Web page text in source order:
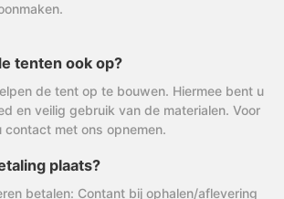
tenten ook op?
de tent op te bouwen. Hiermee bent u
en veilig gebruik van de materialen. Voor
contact met ons opnemen.
plaats?
betalen: Contant bij ophalen/aflevering